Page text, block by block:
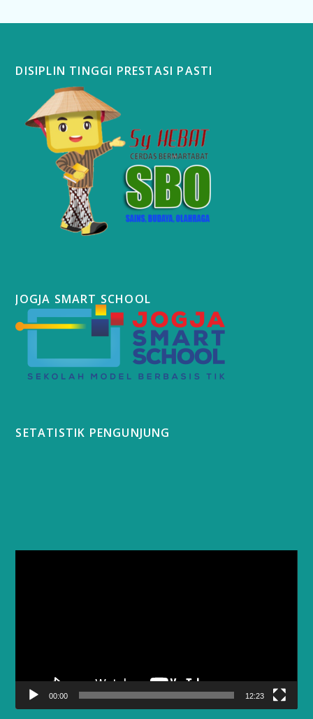
DISIPLIN TINGGI PRESTASI PASTI
JOGJA SMART SCHOOL
SETATISTIK PENGUNJUNG
00:00 12:23